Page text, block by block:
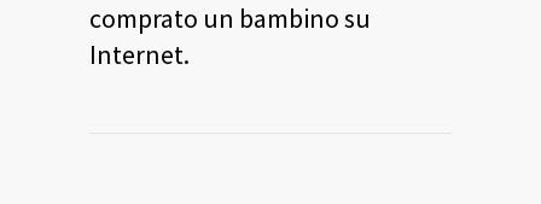
comprato un bambino su
Internet.